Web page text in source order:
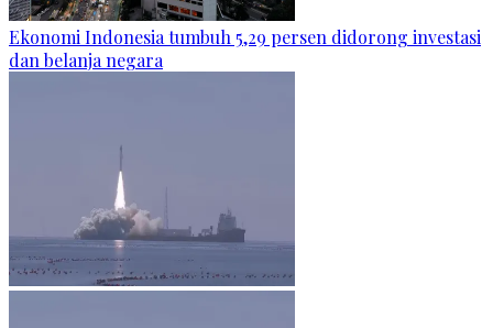
Ekonomi Indonesia tumbuh 5,29 persen didorong investasi
dan belanja negara